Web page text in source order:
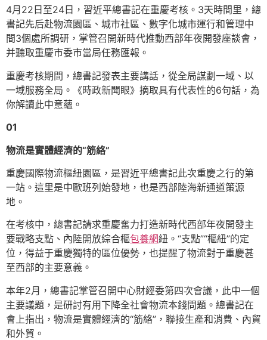
4月22日至24日，習近平總書記在重慶考核。3天時間里，總
書記先后赴物流園區、城市社區、數字化城市運行和管理中
間3個處所調研，掌管召開新時代推動西部年夜開發座談會，
并聽取重慶市委市當局任務匯報。
重慶考核期間，總書記發表主要講話，從全局謀劃一域、以
一域服務全局。《時政新聞眼》摘取具有代表性的6句話，為
你解讀此中意蘊。
01
物流是實體經濟的“筋絡”
重慶國際物流樞紐園區，是習近平總書記此次重慶之行的第
一站。這里是中歐班列始發地，也是西部陸海新通道策源
地。
在考核中，總書記請求重慶奮力打造新時代西部年夜開發主
要戰略支點、內陸開放綜合樞包養網紐。“支點”“樞紐”的定
位，得益于重慶獨特的區位優勢，也提醒了物流對于重慶甚
至西部的主要意義。
本年2月，總書記掌管召開中心財經委第四次會議，此中一個
主要議題，是研討有用下降全社會物流本錢問題。總書記在
會上指出，物流是實體經濟的“筋絡”，聯接生產和消費、內貿
和外貿。